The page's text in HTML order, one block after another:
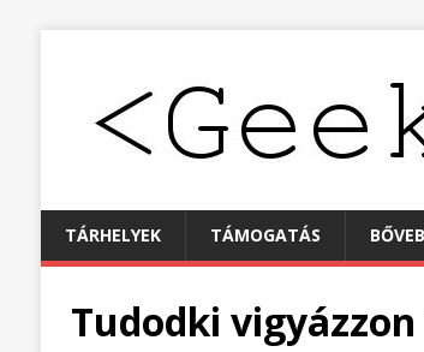
TÁRHELYEK TÁMOGATÁS
Tudodki